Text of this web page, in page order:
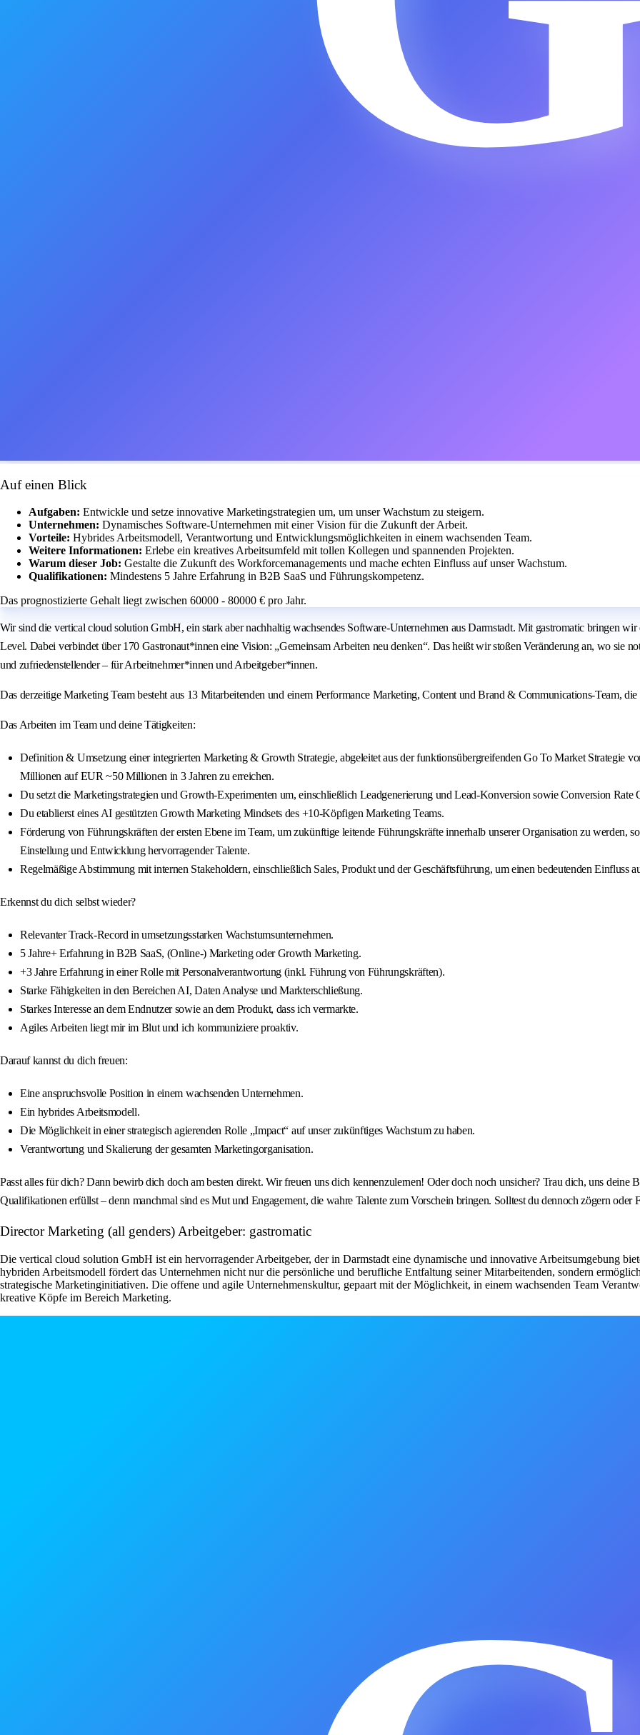
Auf einen Blick
Aufgaben: Entwickle und setze innovative Marketingstrategien um, um unser Wachstum zu steigern.
Unternehmen: Dynamisches Software-Unternehmen mit einer Vision für die Zukunft der Arbeit.
Vorteile: Hybrides Arbeitsmodell, Verantwortung und Entwicklungsmöglichkeiten in einem wachsenden Team.
Weitere Informationen: Erlebe ein kreatives Arbeitsumfeld mit tollen Kollegen und spannenden Projekten.
Warum dieser Job: Gestalte die Zukunft des Workforcemanagements und mache echten Einfluss auf unser Wachstum.
Qualifikationen: Mindestens 5 Jahre Erfahrung in B2B SaaS und Führungskompetenz.
Das prognostizierte Gehalt liegt zwischen 60000 - 80000 € pro Jahr.
Wir sind die vertical cloud solution GmbH, ein stark aber nachhaltig wachsendes Software-Unternehmen aus Darmstadt. Mit gastromatic bringen
Level. Dabei verbindet über 170 Gastronaut*innen eine Vision: „Gemeinsam Arbeiten neu denken“. Das heißt wir stoßen Veränderung an, wo sie
und zufriedenstellender – für Arbeitnehmer*innen und Arbeitgeber*innen.
Das derzeitige Marketing Team besteht aus 13 Mitarbeitenden und einem Performance Marketing, Content und Brand & Communications-Team,
Das Arbeiten im Team und deine Tätigkeiten:
Definition & Umsetzung einer integrierten Marketing & Growth Strategie, abgeleitet aus der funktionsübergreifenden Go To Market Strategie
Millionen auf EUR ~50 Millionen in 3 Jahren zu erreichen.
Du setzt die Marketingstrategien und Growth-Experimenten um, einschließlich Leadgenerierung und Lead-Konversion sowie Conversion Rate
Du etablierst eines AI gestützten Growth Marketing Mindsets des +10-Köpfigen Marketing Teams.
Förderung von Führungskräften der ersten Ebene im Team, um zukünftige leitende Führungskräfte innerhalb unserer Organisation zu werden,
Einstellung und Entwicklung hervorragender Talente.
Regelmäßige Abstimmung mit internen Stakeholdern, einschließlich Sales, Produkt und der Geschäftsführung, um einen bedeutenden Einfluss
Erkennst du dich selbst wieder?
Relevanter Track-Record in umsetzungsstarken Wachstumsunternehmen.
5 Jahre+ Erfahrung in B2B SaaS, (Online-) Marketing oder Growth Marketing.
+3 Jahre Erfahrung in einer Rolle mit Personalverantwortung (inkl. Führung von Führungskräften).
Starke Fähigkeiten in den Bereichen AI, Daten Analyse und Markterschließung.
Starkes Interesse an dem Endnutzer sowie an dem Produkt, dass ich vermarkte.
Agiles Arbeiten liegt mir im Blut und ich kommuniziere proaktiv.
Darauf kannst du dich freuen:
Eine anspruchsvolle Position in einem wachsenden Unternehmen.
Ein hybrides Arbeitsmodell.
Die Möglichkeit in einer strategisch agierenden Rolle „Impact“ auf unser zukünftiges Wachstum zu haben.
Verantwortung und Skalierung der gesamten Marketingorganisation.
Passt alles für dich? Dann bewirb dich doch am besten direkt. Wir freuen uns dich kennenzulernen! Oder doch noch unsicher? Trau dich, uns deine
Qualifikationen erfüllst – denn manchmal sind es Mut und Engagement, die wahre Talente zum Vorschein bringen. Solltest du dennoch zögern
Director Marketing (all genders) Arbeitgeber: gastromatic
Die vertical cloud solution GmbH ist ein hervorragender Arbeitgeber, der in Darmstadt eine dynamische und innovative Arbeitsumgebung
hybriden Arbeitsmodell fördert das Unternehmen nicht nur die persönliche und berufliche Entfaltung seiner Mitarbeitenden, sondern
strategische Marketinginitiativen. Die offene und agile Unternehmenskultur, gepaart mit der Möglichkeit, in einem wachsenden Team
kreative Köpfe im Bereich Marketing.